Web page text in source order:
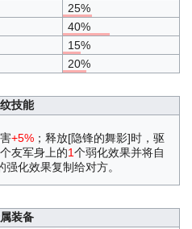
25%
40%
15%
20%
技能
+5%；释放[隐锋的舞影]时，驱
友军身上的1个弱化效果并将自
强化效果复制给对方。
装备